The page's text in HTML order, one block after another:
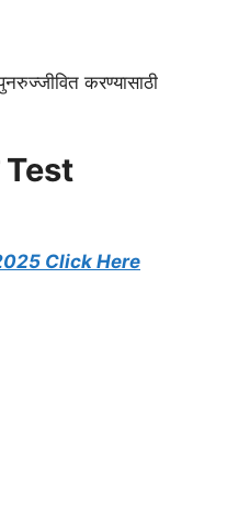
करण्यासाठी
Test
2025 Click Here